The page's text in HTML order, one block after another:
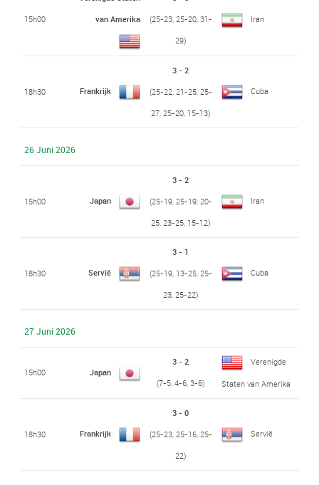
15h00
van Amerika
(25-23, 25-20, 31-
29)
Iran
18h30 Frankrijk
3 - 2
(25-22, 21-25, 25-
27, 25-20, 15-13)
Cuba
26 Juni 2026
15h00 Japan
3 - 2
(25-19, 25-19, 20-
25, 23-25, 15-12)
Iran
18h30 Servië
3 - 1
(25-19, 13-25, 25-
23, 25-22)
Cuba
27 Juni 2026
15h00 Japan
3 - 2
(7-5, 4-6, 3-6)
Verenigde
Staten van Amerika
18h30 Frankrijk
3 - 0
(25-23, 25-16, 25-
22)
Servië